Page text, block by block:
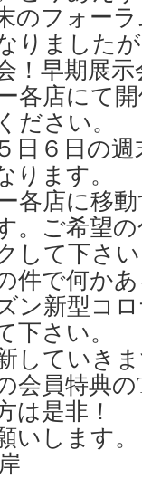
のフォー
りました
！早期展
各店にて
ださい。
日６日の
ります。
各店に移
。ご希望
して下さい
件で何か
ン新型コ
下さい。
していきま
会員特典
は是非！
いします。